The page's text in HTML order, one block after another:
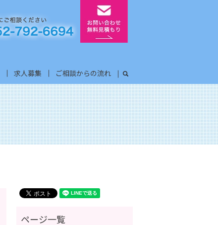
求人募集 ご相談からの流れ search